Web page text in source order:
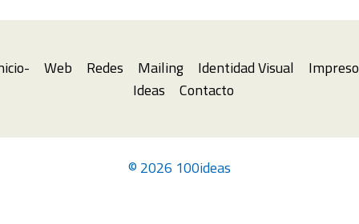
Web Redes Mailing Identidad Visual
Ideas
Contacto
© 2026 100ideas